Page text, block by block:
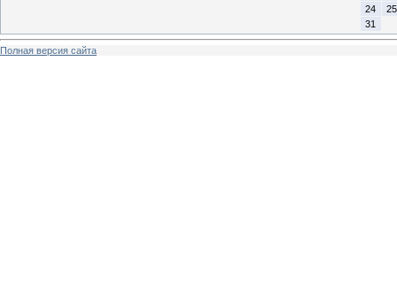
24
25
31
Полная версия сайта